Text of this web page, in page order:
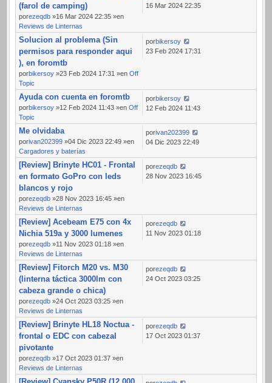
(farol de camping)
porezeqdb »16 Mar 2024 22:35 »en
Reviews de Linternas
16 Mar 2024 22:35
Solucion al problema (Sin
permisos para responder aqui
), en foromtb
porbikersoy »23 Feb 2024 17:31 »en Off
Topic
porbikersoy
23 Feb 2024 17:31
Ayuda con cuenta en foromtb
porbikersoy »12 Feb 2024 11:43 »en Off
Topic
porbikersoy
12 Feb 2024 11:43
Me olvidaba
porivan202399 »04 Dic 2023 22:49 »en
Cargadores y baterías
porivan202399
04 Dic 2023 22:49
[Review] Brinyte HC01 - Frontal
en formato GoPro con leds
blancos y rojo
porezeqdb »28 Nov 2023 16:45 »en
Reviews de Linternas
porezeqdb
28 Nov 2023 16:45
[Review] Acebeam E75 con 4x
Nichia 519a y 3000 lumenes
porezeqdb »11 Nov 2023 01:18 »en
Reviews de Linternas
porezeqdb
11 Nov 2023 01:18
[Review] Fitorch M20 vs. M30
(linterna táctica 3000lm con
cabeza grande o chica)
porezeqdb »24 Oct 2023 03:25 »en
Reviews de Linternas
porezeqdb
24 Oct 2023 03:25
[Review] Brinyte HL18 Noctua -
frontal o EDC con cabezal
pivotante
porezeqdb »17 Oct 2023 01:37 »en
Reviews de Linternas
porezeqdb
17 Oct 2023 01:37
[Review] Cyansky P50R (12.000